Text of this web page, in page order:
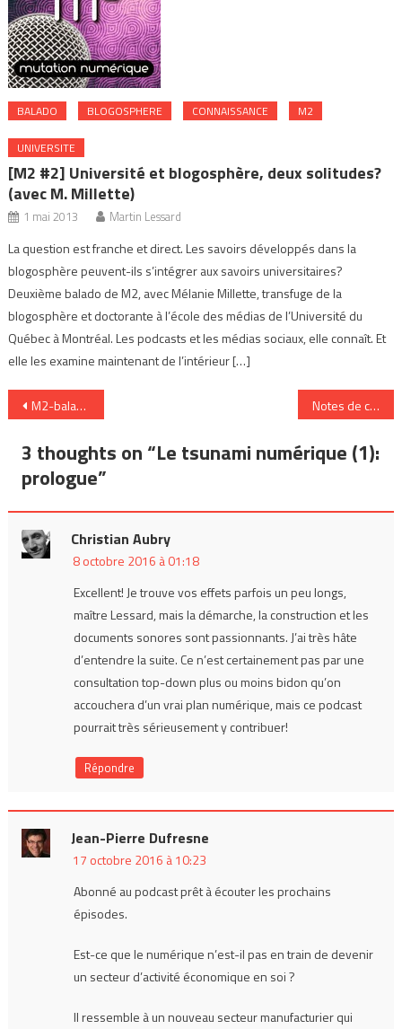
BALADO BLOGOSPHERE CONNAISSANCE M2
UNIVERSITE
[M2 #2] Université et blogosphère, deux solitudes?
(avec M. Millette)
1 mai 2013 Martin Lessard
La question est franche et direct. Les savoirs développés dans la
blogosphère peuvent-ils s’intégrer aux savoirs universitaires?
Deuxième balado de M2, avec Mélanie Millette, transfuge de la
blogosphère et doctorante à l’école des médias de l’Université du
Québec à Montréal. Les podcasts et les médias sociaux, elle connaît. Et
elle les examine maintenant de l’intérieur […]
Navigation
de
l’article
M2-balado : saison 4 Notes de chantiers
3 thoughts on “Le tsunami numérique (1):
prologue”
Christian Aubry
8 octobre 2016 à 01:18
Excellent! Je trouve vos effets parfois un peu longs,
maître Lessard, mais la démarche, la construction et les
documents sonores sont passionnants. J’ai très hâte
d’entendre la suite. Ce n’est certainement pas par une
consultation top-down plus ou moins bidon qu’on
accouchera d’un vrai plan numérique, mais ce podcast
pourrait très sérieusement y contribuer!
Répondre
Jean-Pierre Dufresne
17 octobre 2016 à 10:23
Abonné au podcast prêt à écouter les prochains
épisodes.
Est-ce que le numérique n’est-il pas en train de devenir
un secteur d’activité économique en soi ?
Il ressemble à un nouveau secteur manufacturier qui